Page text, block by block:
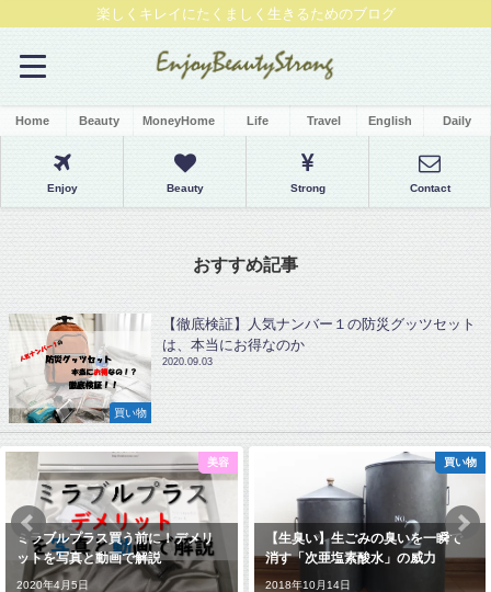
楽しくキレイにたくましく生きるためのブログ
Home Beauty MoneyHome Life Travel English Daily
Enjoy Beauty Strong Contact
おすすめ記事
買い物
【徹底検証】人気ナンバー１の防災グッツセット
は、本当にお得なのか
2020.09.03
買い物
【生臭い】生ごみの臭いを一瞬で
消す「次亜塩素酸水」の威力
2018年10月14日
お
【必見】初心者ブロガーは〇〇を
書け！記事の書き方３つのポイン
ト